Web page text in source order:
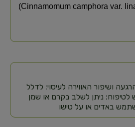
שמן אתרי הו־ווד (Cinnamomum camphora var. linalool)
טיפות להרגעה ושיפור האווירה לעיסוי: לדלל
לטיפוח: ניתן לשלב בקרם או שמן
באדים או על טישו